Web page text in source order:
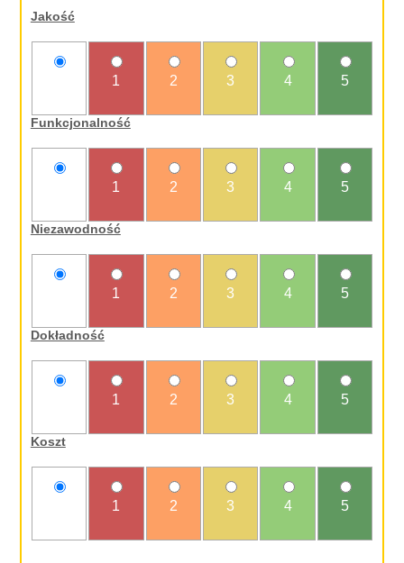
Jakość
1 2 3 4 5
Funkcjonalność
1 2 3 4 5
Niezawodność
1 2 3 4 5
Dokładność
1 2 3 4 5
Koszt
1 2 3 4 5